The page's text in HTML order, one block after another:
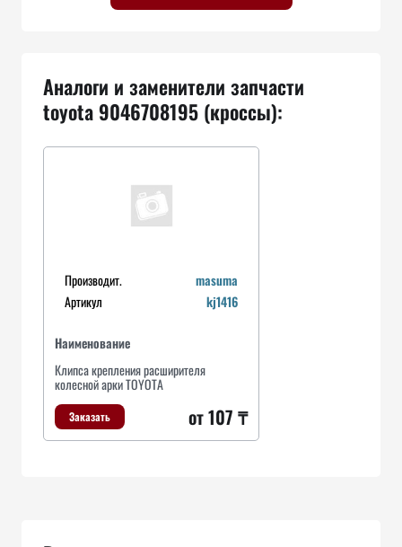
Аналоги и заменители запчасти
toyota 9046708195 (кроссы):
Производит.
masuma
Артикул
kj1416
Наименование
Клипса крепления расширителя
колесной арки TOYOTA
Заказать от 107 ₸